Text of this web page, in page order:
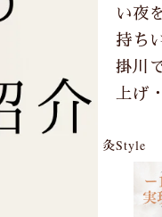
い夜
持ち
掛川
上げ
灸Style